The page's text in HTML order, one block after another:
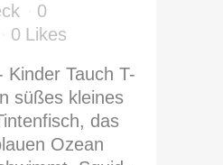
0
0 Likes
Kinder Tauch T-
süßes kleines
das
Ozean